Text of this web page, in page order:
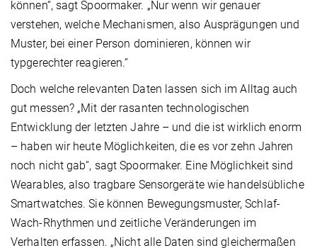
können“, sagt Spoormaker. „Nur wenn wir genauer
verstehen, welche Mechanismen, also Ausprägungen und
Muster, bei einer Person dominieren, können wir
typgerechter reagieren.“
Doch welche relevanten Daten lassen sich im Alltag auch
gut messen? „Mit der rasanten technologischen
Entwicklung der letzten Jahre – und die ist wirklich enorm
– haben wir heute Möglichkeiten, die es vor zehn Jahren
noch nicht gab“, sagt Spoormaker. Eine Möglichkeit sind
Wearables, also tragbare Sensorgeräte wie handels­übliche
Smartwatches. Sie können Bewegungsmuster, Schlaf-
Wach-Rhythmen und zeitliche Veränderungen im
Verhalten erfassen. „Nicht alle Daten sind gleichermaßen